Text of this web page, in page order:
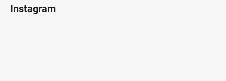
Instagram